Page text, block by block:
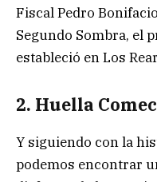
Fiscal Pedro
Segundo Sombra, el
estableció en Los
2. Huella
Y siguiendo con la
podemos encontrar